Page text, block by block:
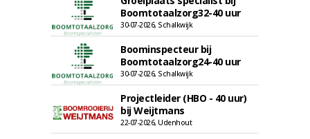
Boomtotaalzorg32-40 uur
30-07-2026, Schalkwijk
Boominspecteur bij
Boomtotaalzorg24-40 uur
30-07-2026, Schalkwijk
Projectleider (HBO - 40 uur)
bij Weijtmans
22-07-2026, Udenhout